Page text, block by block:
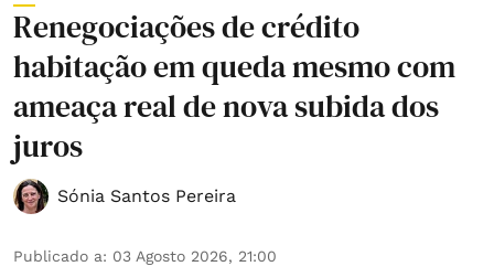
Renegociações de crédito
habitação em queda mesmo com
ameaça real de nova subida dos
juros
Sónia Santos Pereira
Publicado a: 03 Agosto 2026, 21:00